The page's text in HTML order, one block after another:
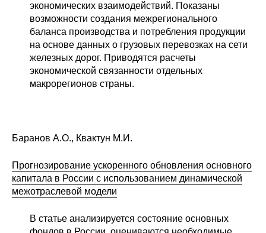
Кафедра МАДИ
Аспирантура
Об аспирантуре
Диссертационный совет
экономических взаимодействий. Показаны
возможности создания межрегионального
баланса производства и потребления продукции
на основе данных о грузовых перевозках на сети
железных дорог. Приводятся расчеты
экономической связанности отдельных
макрорегионов страны.
Баранов А.О., Квактун М.И.
Прогнозирование ускоренного обновления основного
капитала в России с использованием динамической
межотраслевой модели
В статье анализируется состояние основных